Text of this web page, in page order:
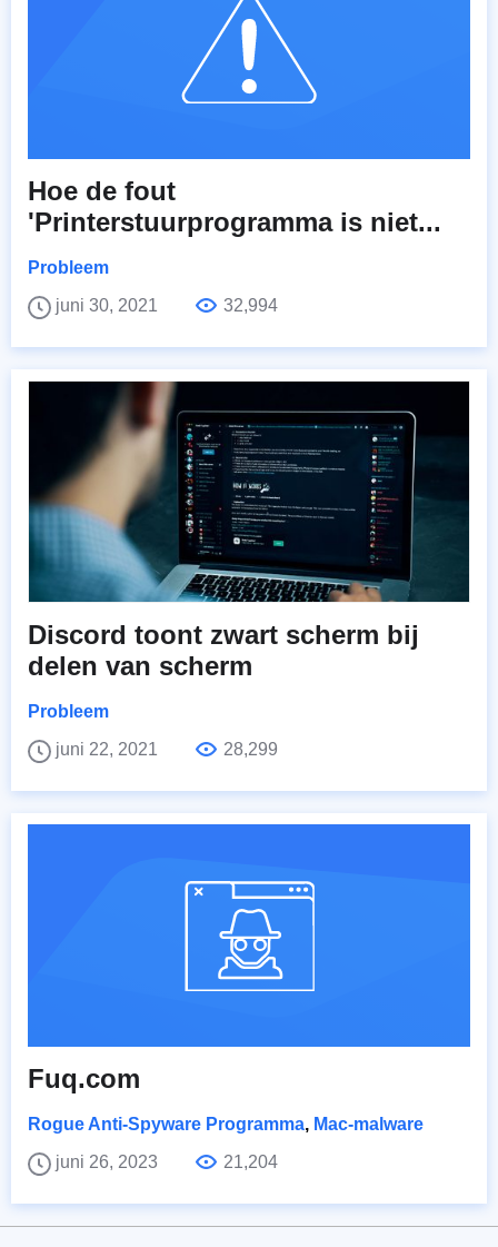
Hoe de fout
'Printerstuurprogramma is niet...
Probleem
juni 30, 2021
32,994
Discord toont zwart scherm bij
delen van scherm
Probleem
juni 22, 2021
28,299
Fuq.com
Rogue Anti-Spyware Programma, Mac-malware
juni 26, 2023
21,204